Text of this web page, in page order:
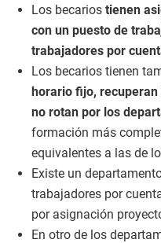
Los becarios tienen
con un puesto de
trabajadores por
Los becarios tienen
horario fijo,
no rotan por los
formación más
equivalentes a las de
Existe un
trabajadores por
por asignación
En otro de los